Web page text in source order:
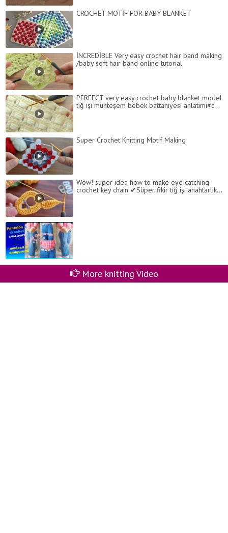
CROCHET MOTİF FOR BABY BLANKET
İNCREDİBLE Very easy crochet hair band making
/baby soft hair band online tutorial
PERFECT very easy crochet baby blanket model
tığ işi muhteşem bebek battaniyesi anlatımı#c...
Super Crochet Knitting Motif Making
Wow! super idea how to make eye catching
crochet key chain ✔Süper fikir tığ işi anahtarlık...
More knitting Video